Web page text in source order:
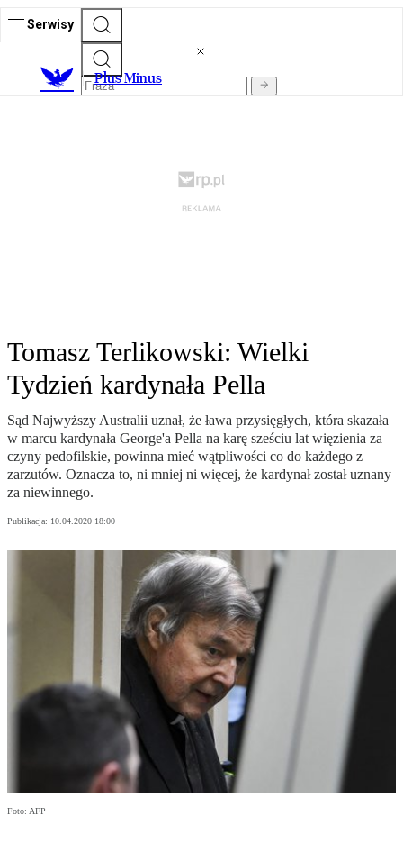
Serwisy
Plus Minus
Tomasz Terlikowski: Wielki
Tydzień kardynała Pella
Sąd Najwyższy Australii uznał, że ława przysięgłych, która skazała
w marcu kardynała George'a Pella na karę sześciu lat więzienia za
czyny pedofilskie, powinna mieć wątpliwości co do każdego z
zarzutów. Oznacza to, ni mniej ni więcej, że kardynał został uznany
za niewinnego.
Publikacja: 10.04.2020 18:00
Foto: AFP